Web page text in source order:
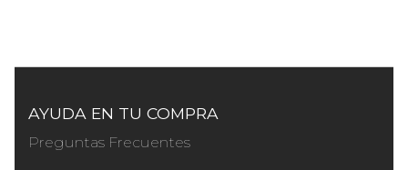
AYUDA EN TU COMPRA
Preguntas Frecuentes